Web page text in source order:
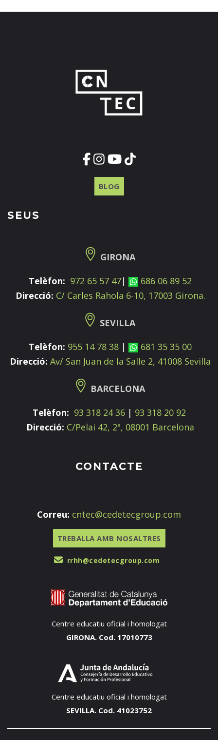
BLOG
SEUS
GIRONA
Telèfon: 972 65 57 47|
686 06 89 52
Direcció: C/ Carles Rahola 6-10, 17003 Girona.
SEVILLA
Telèfon: 955 14 78 38 |
681 35 35 00
Direcció: Av/ San Juan de la Salle 2, 41008 Sevilla
BARCELONA
Telèfon: 93 318 24 36| 93 318 20 92
Direcció: C/Pelai 42, 2ª, 08001 Barcelona
CONTACTE
Correu: cntec@cedetecgroup.com
TREBALLA AMB NOSALTRES
rrhh@cedetecgroup.com
Centre educatiu oficial i homologat
GIRONA. Cod. 17010773
Centre educatiu oficial i homologat
SEVILLA. Cod. 41023752